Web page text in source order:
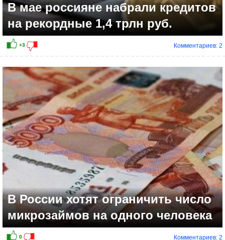
+5
В мае россияне набрали кредитов
на рекордные 1,4 трлн руб.
Комментариев: 2
В России хотят ограничить число
микрозаймов на одного человека
Комментариев: 2